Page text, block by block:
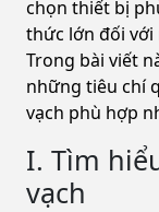
chọn thiết bị
thức lớn đối với
Trong bài viết
những tiêu chí
vạch phù hợp
I. Tìm
vạch